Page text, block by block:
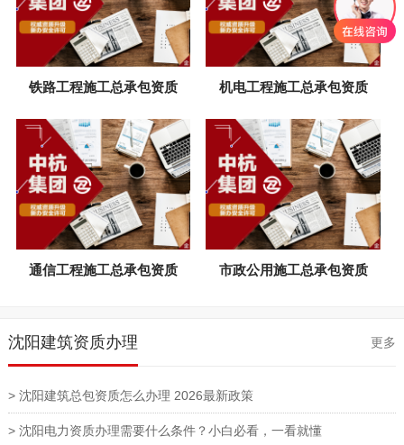
铁路工程施工总承包资质 机电工程施工总承包资质
通信工程施工总承包资质 市政公用施工总承包资质
沈阳建筑资质办理 更多
> 沈阳建筑总包资质怎么办理 2026最新政策
> 沈阳电力资质办理需要什么条件？小白必看，一看就懂